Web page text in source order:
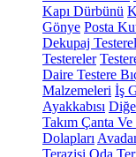
Kapı Dürbünü
Gönye Posta
Dekupaj
Testereler
Daire Testere
Malzemeleri İş
Ayakkabısı
Takım Çanta Ve
Dolapları
Terazisi Oda